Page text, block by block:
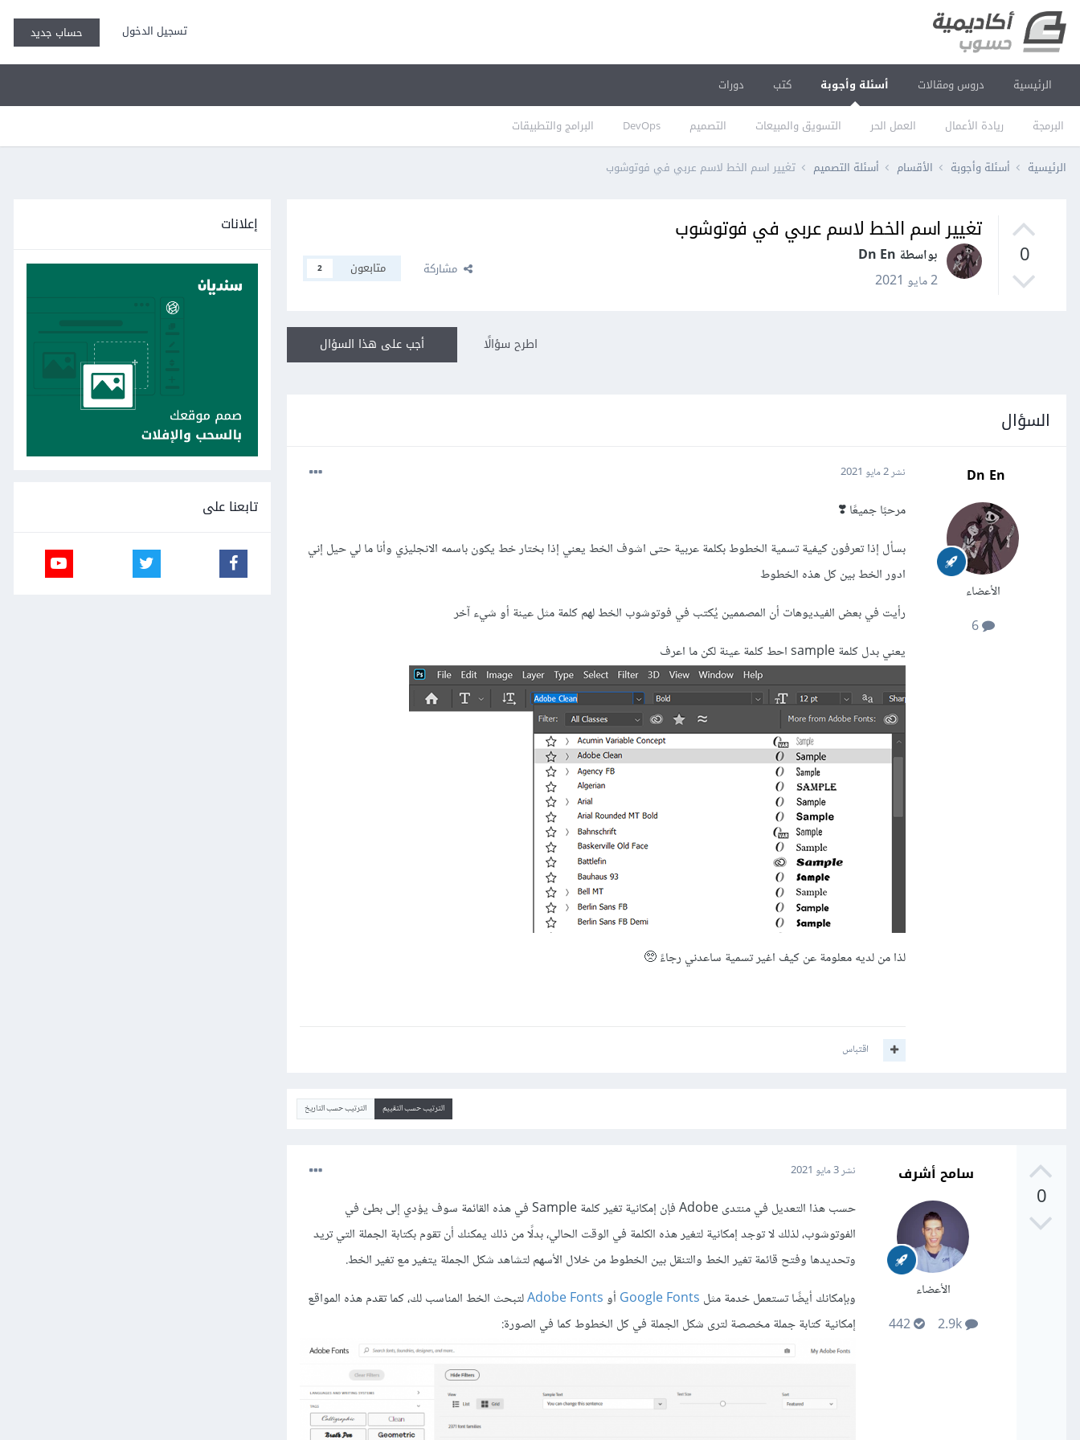
تسجيل الدخول حساب جديد
الرئيسية دروس ومقالات أسئلة وأجوبة
البرمجة ريادة الأعمال العمل الحر التسويق والمبيعات التصميم DevOps البرامج والتطبيقات
كتب دورات
الرئيسية أسئلة وأجوبة الأقسام أسئلة التصميم تغيير اسم الخط لاسم عربي في فوتوشوب
0
تغيير اسم الخط لاسم عربي في فوتوشوب
بواسطة Dn En
2 مايو 2021
مشاركة متابعون 2
أجب على هذا السؤال اطرح سؤالًا
السؤال
Dn En
الأعضاء
6
نشر2 مايو 2021
مرحبًا جميعًا ❣️
بسأل إذا تعرفون كيفية تسمية الخطوط بكلمة عربية حتى اشوف الخط يعني إذا بختار خط يكون باسمه الانجليزي وأنا ما لي حيل إني
ادور الخط بين كل هذه الخطوط
رأيت في بعض الفيديوهات أن المصممين يُكتب في فوتوشوب الخط لهم كلمة مثل عينة أو شيء آخر
يعني بدل كلمة sample احط كلمة عينة لكن ما اعرف
لذا من لديه معلومة عن كيف اغير تسمية ساعدني رجاءً 🥺
اقتباس
الترتيب حسب التقييم الترتيب حسب التاريخ
0
سامح أشرف
الأعضاء
2.9k
442
نشر3 مايو 2021
حسب هذا التعديل في منتدى Adobe فإن إمكانية تغير كلمة Sample في هذه القائمة سوف يؤدي إلى بطئ في
الفوتوشوب، لذلك لا توجد إمكانية لتغير هذه الكلمة في الوقت الحالي، بدلًا من ذلك يمكنك أن تقوم بكتابة الجملة التي تريد
وتحديدها وفتح قائمة تغير الخط والتنقل بين الخطوط من خلال الأسهم لتشاهد شكل الجملة يتغير مع تغير الخط.
وبإمكانك أيضًا تستعمل خدمة مثل Google Fonts أو
لتبحث الخط المناسب لك، كما تقدم هذه المواقع
إمكانية كتابة جملة مخصصة لترى شكل الجملة في كل الخطوط كما في الصورة:
إعلانات
تابعنا على